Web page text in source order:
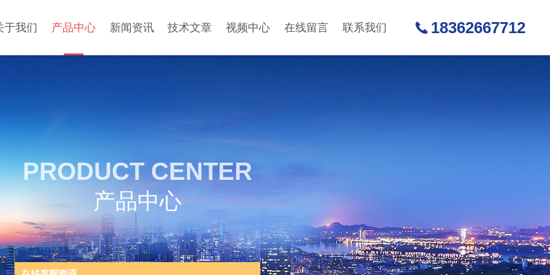
于我们 产品中心 新闻资讯 技术文章 视频中心 在线留言 联系我们 18362667712
PRODUCT CENTER
产品中心